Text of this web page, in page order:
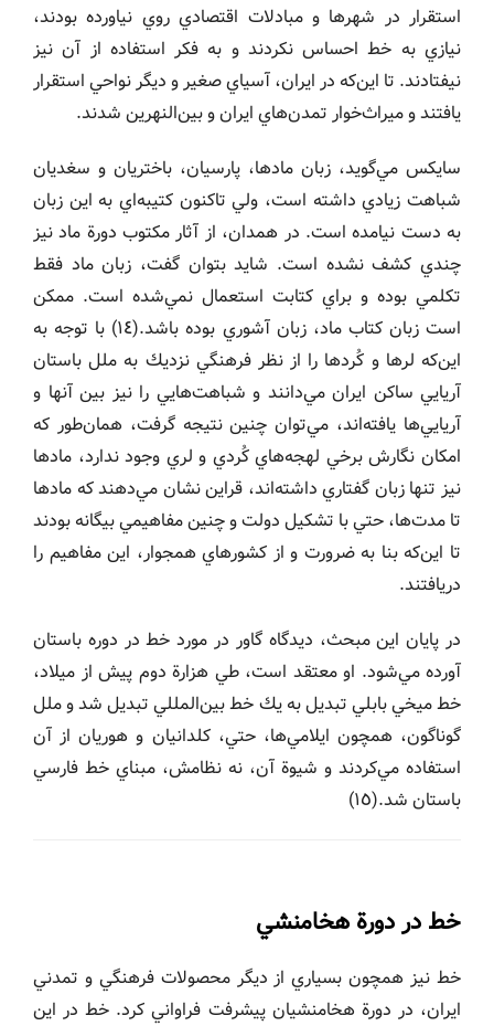
استقرار در شهرها و مبادلات اقتصادي روي نياورده بودند،
نيازي به خط احساس نكردند و به فكر استفاده از آن نيز
نيفتادند. تا اين‌كه در ايران، آسياي صغير و ديگر نواحي استقرار
يافتند و ميراث‌خوار تمدن‌هاي ايران و بين‌النهرين شدند.
سايكس مي‌گويد، زبان مادها، پارسيان، باختريان و سغديان
شباهت زيادي داشته است، ولي تاكنون كتيبه‌اي به اين زبان
به دست نيامده است. در همدان، از آثار مكتوب دورة ماد نيز
چندي كشف نشده است. شايد بتوان گفت، زبان ماد فقط
تكلمي بوده و براي كتابت استعمال نمي‌شده است. ممكن
است زبان كتاب ماد، زبان آشوري بوده باشد.(١٤) با توجه به
اين‌كه لرها و كُردها را از نظر فرهنگي نزديك به ملل باستان
آريايي ساكن ايران مي‌دانند و شباهت‌هايي را نيز بين آنها و
آريايي‌ها يافته‌اند، مي‌‌توان چنين نتيجه گرفت، همان‌طور كه
امكان نگارش برخي لهجه‌هاي كُردي و لري وجود ندارد، مادها
نيز تنها زبان گفتاري داشته‌اند، قراين نشان مي‌دهند كه مادها
تا مدت‌ها، حتي با تشكيل دولت و چنين مفاهيمي بيگانه بودند
تا اين‌كه بنا به ضرورت و از كشورهاي همجوار، اين مفاهيم را
دريافتند.
در پايان اين مبحث، ديدگاه گاور در مورد خط در دوره باستان
آورده مي‌شود. او معتقد است، طي هزارة دوم پيش از ميلاد،
خط ميخي بابلي تبديل به يك خط بين‌المللي تبديل شد و ملل
گوناگون، همچون ايلامي‌ها‌، حتي، كلدانيان و هوريان از آن
استفاده مي‌كردند و شيوة آن، نه نظامش، مبناي خط فارسي
باستان شد.(١٥)
خط در دورة هخامنشي
خط نيز همچون بسياري از ديگر محصولات فرهنگي و تمدني
ايران، در دورة هخامنشيان پيشرفت فراواني كرد. خط در اين